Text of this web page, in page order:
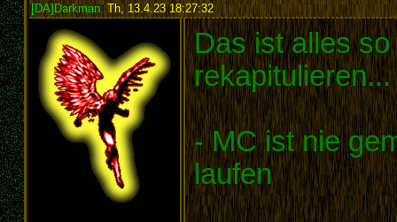
[DA]Darkman,Th, 13.4.23 18:27:32:
Das ist alles
rekapitulieren...
- MC ist nie
laufen